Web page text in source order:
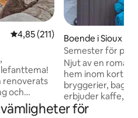
4,85 av 5 i genomsnittligt
4,85 (211)
renoverats
och
subtila
av på
Boende i Sioux
Semester för
+ elcyklar
Njut av en
hem inom kort
bryggerier,
erbjuder kaffe,
kryddor, etc. i vårt fyllda
för